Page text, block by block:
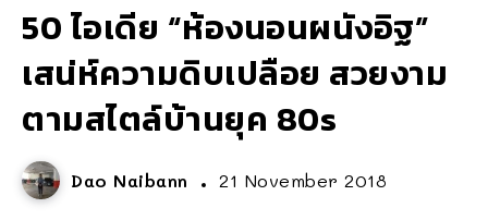
50 ไอเดีย “ห้องนอนผนังอิฐ”
เสน่ห์ความดิบเปลือย สวยงาม
ตามสไตล์บ้านยุค 80s
Dao Naibann 21 November 2018